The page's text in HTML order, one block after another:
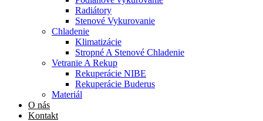
Radiátory
Stenové Vykurovanie
Chladenie
Klimatizácie
Stropné A Stenové Chladenie
Vetranie A Rekup
Rekuperácie NIBE
Rekuperácie Buderus
Materiál
O nás
Kontakt